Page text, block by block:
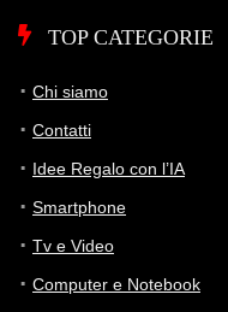
TOP CATEGORIE
Chi siamo
Contatti
Idee Regalo con l’IA
Smartphone
Tv e Video
Computer e Notebook